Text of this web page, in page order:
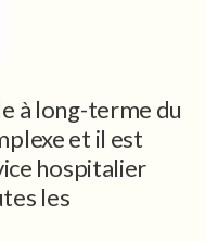
à long-terme du
et il est
hospitalier
les